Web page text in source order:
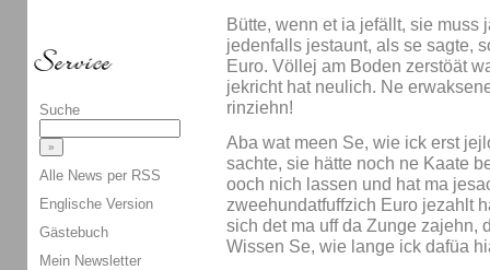
Bütte, wenn et ia jefällt, sie muss
jedenfalls jestaunt, als se sagte,
Euro. Völlej am Boden zerstöät
jekricht hat neulich. Ne
rinziehn!
Aba wat meen Se, wie ick erst
sachte, sie hätte noch ne Kaate
ooch nich lassen und hat ma
zweehundatfuffzich Euro jezahlt
sich det ma uff da Zunge zajehn,
Wissen Se, wie lange ick dafüa
Suche
Alle News per RSS
Englische Version
Gästebuch
Mein Newsletter